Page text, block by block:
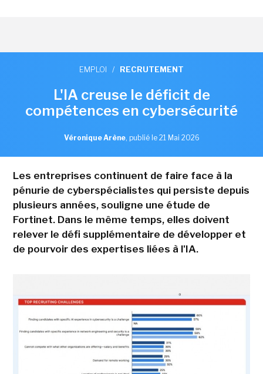
EMPLOI / RECRUTEMENT
L'IA creuse le déficit de
compétences en cybersécurité
Véronique Arène, publié le 21 Mai 2026
Les entreprises continuent de faire face à la
pénurie de cyberspécialistes qui persiste depuis
plusieurs années, souligne une étude de
Fortinet. Dans le même temps, elles doivent
relever le défi supplémentaire de développer et
de pourvoir des expertises liées à l'IA.